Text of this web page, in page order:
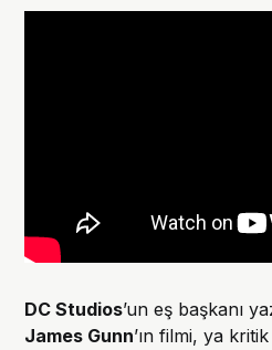
DC Studios’un eş başkanı
James Gunn’ın filmi, ya